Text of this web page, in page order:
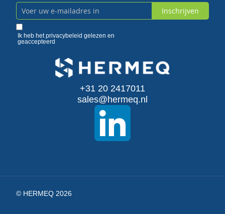
Abonneer
u
Inschrijven
Ik heb hetprivacybeleid gelezen en
geaccepteerd
+31 20 2417011
sales@hermeq.nl
© HERMEQ 2026